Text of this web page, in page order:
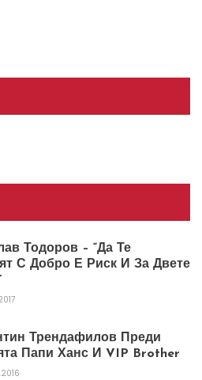
Тодоров – “Да Те
С Добро Е Риск И За Двете
Трендафилов Преди
Папи Ханс И VIP Brother